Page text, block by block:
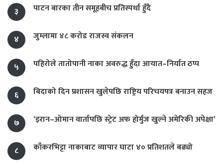
३ पाटन बारका तीन समूहबीच प्रतिस्पर्धा हुँदै
४ जुम्लामा ४८ करोड राजस्व संकलन
५ पहिरोले तातोपानी नाका अवरुद्ध हुँदा आयात–निर्यात ठप्प
६ बिदाको दिन प्रशासन खुलेपछि राष्ट्रिय परिचयपत्र बनाउन सहज
७ ‘इरान–ओमान वार्तापछि स्ट्रेट अफ होर्मुज खुल्ने अमेरिकी अपेक्षा’
८ काँकरभिट्टा नाकाबाट व्यापार घाटा ४० प्रतिशतले बढ्यो